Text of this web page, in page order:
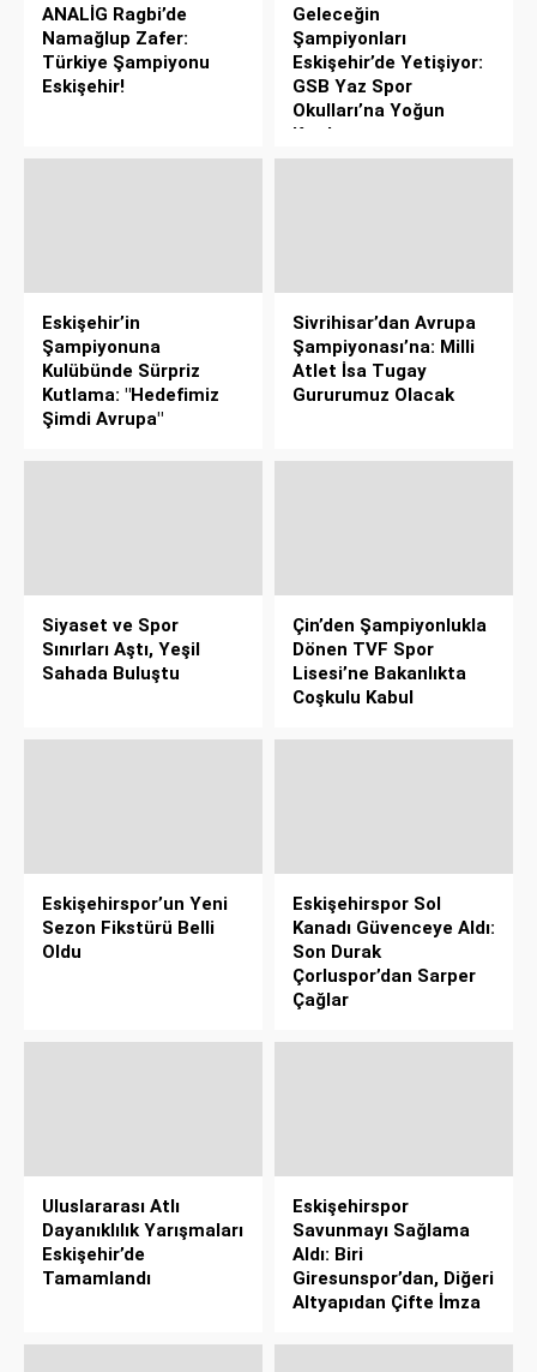
ANALİG Ragbi’de
Namağlup Zafer:
Türkiye Şampiyonu
Eskişehir!
Geleceğin
Şampiyonları
Eskişehir’de Yetişiyor:
GSB Yaz Spor
Okulları’na Yoğun
Katılım
Eskişehir’in
Şampiyonuna
Kulübünde Sürpriz
Kutlama: "Hedefimiz
Şimdi Avrupa"
Sivrihisar’dan Avrupa
Şampiyonası’na: Milli
Atlet İsa Tugay
Gururumuz Olacak
Siyaset ve Spor
Sınırları Aştı, Yeşil
Sahada Buluştu
Çin’den Şampiyonlukla
Dönen TVF Spor
Lisesi’ne Bakanlıkta
Coşkulu Kabul
Eskişehirspor’un Yeni
Sezon Fikstürü Belli
Oldu
Eskişehirspor Sol
Kanadı Güvenceye Aldı:
Son Durak
Çorluspor’dan Sarper
Çağlar
Uluslararası Atlı
Dayanıklılık Yarışmaları
Eskişehir’de
Tamamlandı
Eskişehirspor
Savunmayı Sağlama
Aldı: Biri
Giresunspor’dan, Diğeri
Altyapıdan Çifte İmza